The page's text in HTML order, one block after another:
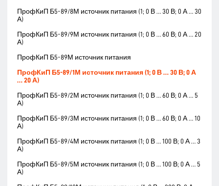
ПрофКиП Б5-89/8М источник питания (1; 0 В … 30 В; 0 А … 30
А)
ПрофКиП Б5-89/9М источник питания (1; 0 В … 60 В; 0 А … 20
А)
ПрофКиП Б5-89М источник питания
ПрофКиП Б5-89/1М источник питания (1; 0 В … 30 В; 0 А
… 20 А)
ПрофКиП Б5-89/2М источник питания (1; 0 В … 60 В; 0 А … 5
А)
ПрофКиП Б5-89/3М источник питания (1; 0 В … 60 В; 0 А … 10
А)
ПрофКиП Б5-89/4М источник питания (1; 0 В … 100 В; 0 А … 3
А)
ПрофКиП Б5-89/5М источник питания (1; 0 В … 100 В; 0 А … 5
А)